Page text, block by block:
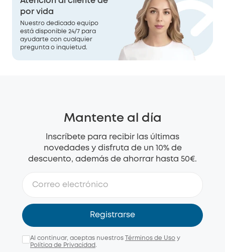
por vida
Nuestro dedicado equipo
está disponible 24/7 para
ayudarte con cualquier
pregunta o inquietud.
Mantente al día
Inscríbete para recibir las últimas
novedades y disfruta de un 10% de
descuento, además de ahorrar hasta 50€.
Registrarse
Al continuar, aceptas nuestros Términos de Uso y
Política de Privacidad.